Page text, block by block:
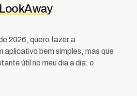
2026, quero fazer a
aplicativo bem simples, mas que
útil no meu dia a dia: o